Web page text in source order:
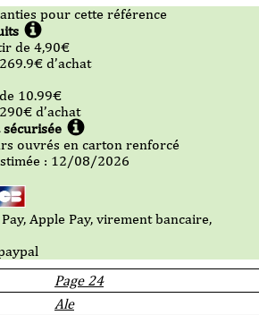
Page 24
Ale
pour cette référence
de 4,90€
269.9€ d’achat
10.99€
290€ d’achat
ouvrés en carton renforcé
: 12/08/2026
Apple Pay, virement bancaire,